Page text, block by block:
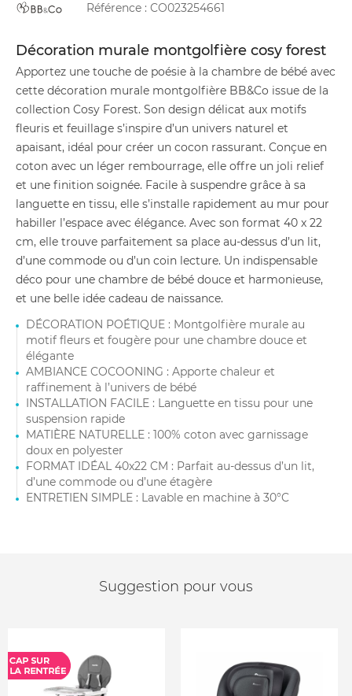
Référence : CO023254661
Décoration murale montgolfière cosy forest
Apportez une touche de poésie à la chambre de bébé avec
cette décoration murale montgolfière BB&Co issue de la
collection Cosy Forest. Son design délicat aux motifs
fleuris et feuillage s’inspire d’un univers naturel et
apaisant, idéal pour créer un cocon rassurant. Conçue en
coton avec un léger rembourrage, elle offre un joli relief
et une finition soignée. Facile à suspendre grâce à sa
languette en tissu, elle s’installe rapidement au mur pour
habiller l’espace avec élégance. Avec son format 40 x 22
cm, elle trouve parfaitement sa place au-dessus d’un lit,
d’une commode ou d’un coin lecture. Un indispensable
déco pour une chambre de bébé douce et harmonieuse,
et une belle idée cadeau de naissance.
DÉCORATION POÉTIQUE : Montgolfière murale au
motif fleurs et fougère pour une chambre douce et
élégante
AMBIANCE COCOONING : Apporte chaleur et
raffinement à l’univers de bébé
INSTALLATION FACILE : Languette en tissu pour une
suspension rapide
MATIÈRE NATURELLE : 100% coton avec garnissage
doux en polyester
FORMAT IDÉAL 40x22 CM : Parfait au-dessus d’un lit,
d’une commode ou d’une étagère
ENTRETIEN SIMPLE : Lavable en machine à 30°C
Suggestion pour vous